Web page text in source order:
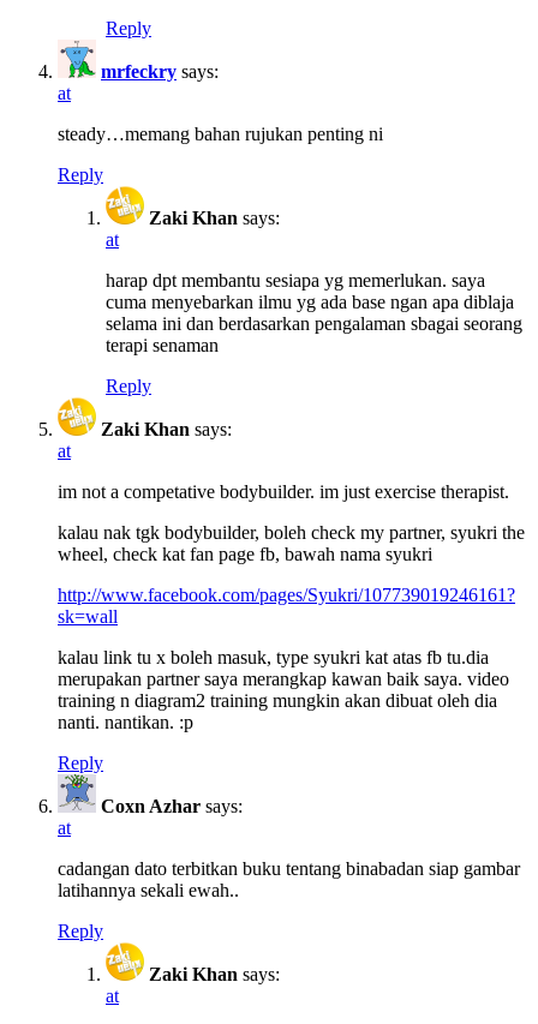
Reply
mrfeckry says:
at
steady…memang bahan rujukan penting ni
Reply
Zaki Khan says:
at
harap dpt membantu sesiapa yg memerlukan. saya
cuma menyebarkan ilmu yg ada base ngan apa diblaja
selama ini dan berdasarkan pengalaman sbagai seorang
terapi senaman
Reply
Zaki Khan says:
at
im not a competative bodybuilder. im just exercise therapist.
kalau nak tgk bodybuilder, boleh check my partner, syukri the
wheel, check kat fan page fb, bawah nama syukri
http://www.facebook.com/pages/Syukri/107739019246161?
sk=wall
kalau link tu x boleh masuk, type syukri kat atas fb tu.dia
merupakan partner saya merangkap kawan baik saya. video
training n diagram2 training mungkin akan dibuat oleh dia
nanti. nantikan. :p
Reply
Coxn Azhar says:
at
cadangan dato terbitkan buku tentang binabadan siap gambar
latihannya sekali ewah..
Reply
Zaki Khan says:
at